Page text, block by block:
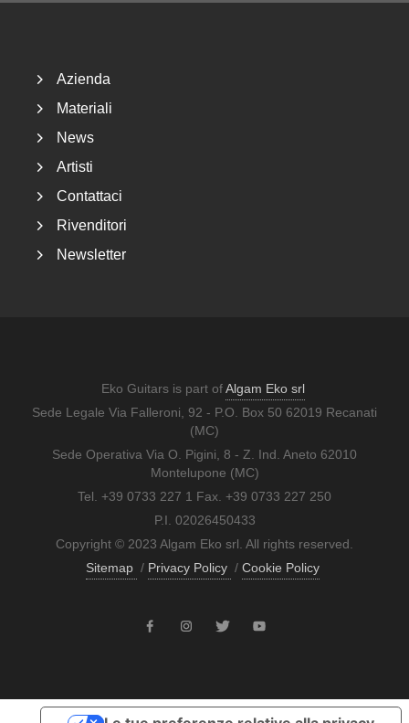
Azienda
Materiali
News
Artisti
Contattaci
Rivenditori
Newsletter
Eko Guitars is part ofAlgam Eko srl
Sede Legale Via Falleroni, 92 - P.O. Box 50 62019 Recanati
(MC)
Sede Operativa Via O. Pigini, 8 - Z. Ind. Aneto 62010
Montelupone (MC)
Tel. +39 0733 227 1 Fax. +39 0733 227 250
P.I. 02026450433
Copyright © 2023 Algam Eko srl. All rights reserved.
Sitemap / Privacy Policy / Cookie Policy